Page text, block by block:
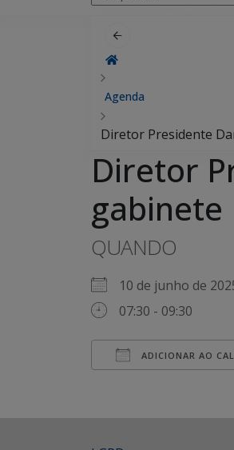
por:
Agenda
Diretor Presidente
Diretor
gabinete
QUANDO
10 de junho de
07:30 - 09:30
ADICIONAR AO